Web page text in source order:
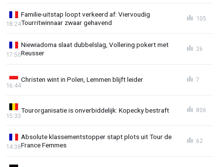
Familie-uitstap loopt verkeerd af: Viervoudig
Tourritwinnaar zwaar gehavend
18:24
105
Niewiadoma slaat dubbelslag, Vollering pokert met
Reusser
17:50
26
Christen wint in Polen, Lemmen blijft leider
16:44
7
Tourorganisatie is onverbiddelijk: Kopecky bestraft
15:33
806
Absolute klassementstopper stapt plots uit Tour de
France Femmes
14:38
62